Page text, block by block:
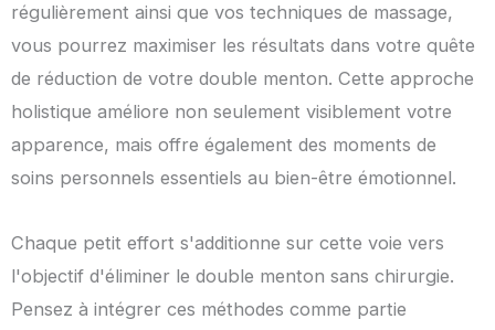
régulièrement ainsi que vos techniques de massage,
vous pourrez maximiser les résultats dans votre quête
de réduction de votre double menton. Cette approche
holistique améliore non seulement visiblement votre
apparence, mais offre également des moments de
soins personnels essentiels au bien-être émotionnel.
Chaque petit effort s'additionne sur cette voie vers
l'objectif d'éliminer le double menton sans chirurgie.
Pensez à intégrer ces méthodes comme partie